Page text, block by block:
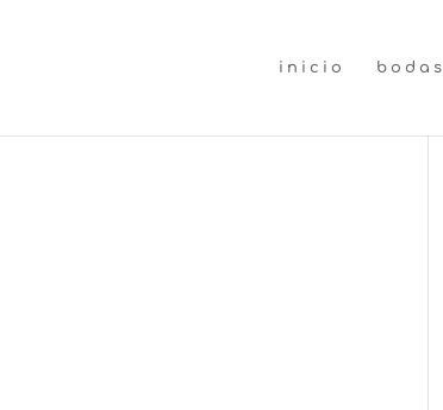
inicio bodas